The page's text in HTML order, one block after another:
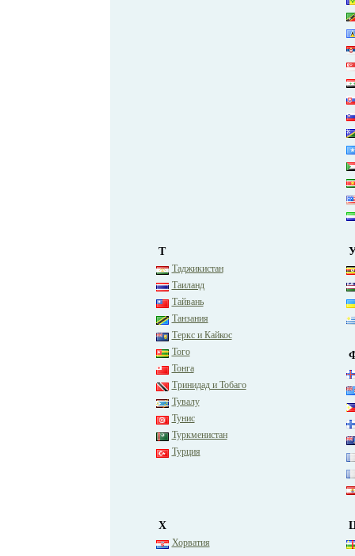
Т
Таджикистан
Таиланд
Тайвань
Танзания
Теркс и Кайкос
Того
Тонга
Тринидад и Тобаго
Тувалу
Тунис
Туркменистан
Турция
Х
Хорватия